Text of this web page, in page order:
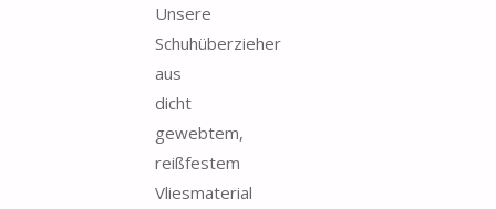
Unsere
Schuhüberzieher
aus
dicht
gewebtem,
reißfestem
Vliesmaterial